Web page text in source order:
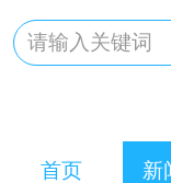
首页 新